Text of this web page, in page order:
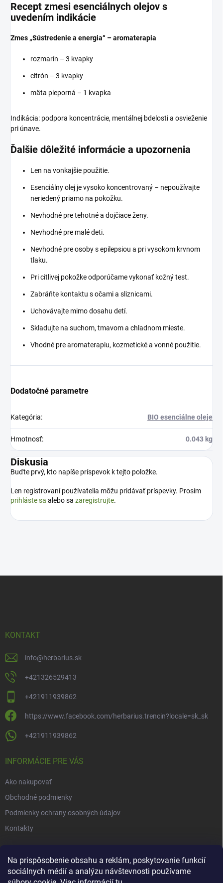
Na prispôsobenie obsahu a reklám, poskytovanie funkcií
sociálnych médií a analýzu návštevnosti používame
Recept zmesi esenciálnych olejov s
uvedením indikácie
Zmes „Sústredenie a energia“ – aromaterapia
rozmarín – 3 kvapky
citrón – 3 kvapky
mäta pieporná – 1 kvapka
Indikácia: podpora koncentrácie, mentálnej bdelosti a osvieženie
pri únave.
Ďalšie dôležité informácie a upozornenia
Len na vonkajšie použitie.
Esenciálny olej je vysoko koncentrovaný – nepoužívajte
neriedený priamo na pokožku.
Nevhodné pre tehotné a dojčiace ženy.
Nevhodné pre malé deti.
Nevhodné pre osoby s epilepsiou a pri vysokom krvnom
tlaku.
Pri citlivej pokožke odporúčame vykonať kožný test.
Zabráňte kontaktu s očami a sliznicami.
Uchovávajte mimo dosahu detí.
Skladujte na suchom, tmavom a chladnom mieste.
Vhodné pre aromaterapiu, kozmetické a vonné použitie.
Dodatočné parametre
Kategória: BIO esenciálne oleje
Hmotnosť: 0.043 kg
Diskusia
Buďte prvý, kto napíše príspevok k tejto položke.
Len registrovaní používatelia môžu pridávať príspevky. Prosím
prihláste sa alebo sa zaregistrujte.
KONTAKT
info@herbarius.sk
+421326529413
+421911939862
https://www.facebook.com/herbarius.trencin?locale=sk_sk
+421911939862
INFORMÁCIE PRE VÁS
Ako nakupovať
Obchodné podmienky
Podmienky ochrany osobných údajov
Kontakty
NOVINKY
Novinky v našom e-shope